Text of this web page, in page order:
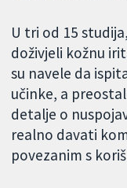
U tri od 15
doživjeli kožnu
su navele da
učinke, a
detalje o
realno davati
povezanim s